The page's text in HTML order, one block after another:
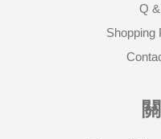
Q
Shopping